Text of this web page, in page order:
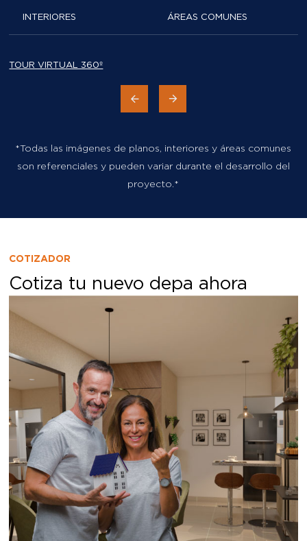
INTERIORES ÁREAS COMUNES
TOUR VIRTUAL 360º
*Todas las imágenes de planos, interiores y áreas comunes
son referenciales y pueden variar durante el desarrollo del
proyecto.*
COTIZADOR
Cotiza tu nuevo depa ahora